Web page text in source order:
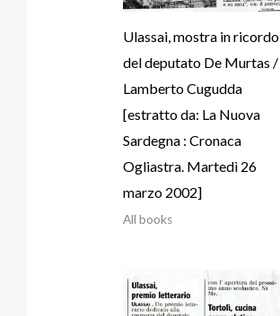
Ulassai, mostra in ricordo
del deputato De Murtas /
Lamberto Cugudda
[estratto da: La Nuova
Sardegna : Cronaca
Ogliastra. Martedì 26
marzo 2002]
All books